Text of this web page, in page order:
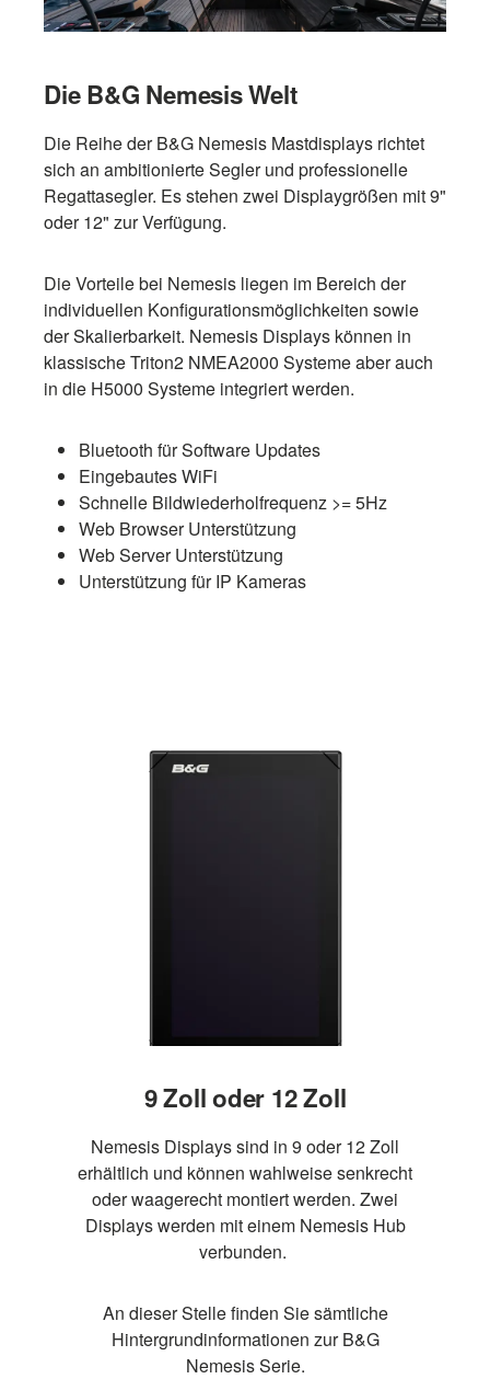
Die B&G Nemesis Welt
Die Reihe der B&G Nemesis Mastdisplays richtet
sich an ambitionierte Segler und professionelle
Regattasegler. Es stehen zwei Displaygrößen mit 9"
oder 12" zur Verfügung.
Die Vorteile bei Nemesis liegen im Bereich der
individuellen Konfigurationsmöglichkeiten sowie
der Skalierbarkeit. Nemesis Displays können in
klassische Triton2 NMEA2000 Systeme aber auch
in die H5000 Systeme integriert werden.
Bluetooth für Software Updates
Eingebautes WiFi
Schnelle Bildwiederholfrequenz >= 5Hz
Web Browser Unterstützung
Web Server Unterstützung
Unterstützung für IP Kameras
9 Zoll oder 12 Zoll
Nemesis Displays sind in 9 oder 12 Zoll
erhältlich und können wahlweise senkrecht
oder waagerecht montiert werden. Zwei
Displays werden mit einem Nemesis Hub
verbunden.
An dieser Stelle finden Sie sämtliche
Hintergrundinformationen zur B&G
Nemesis Serie.